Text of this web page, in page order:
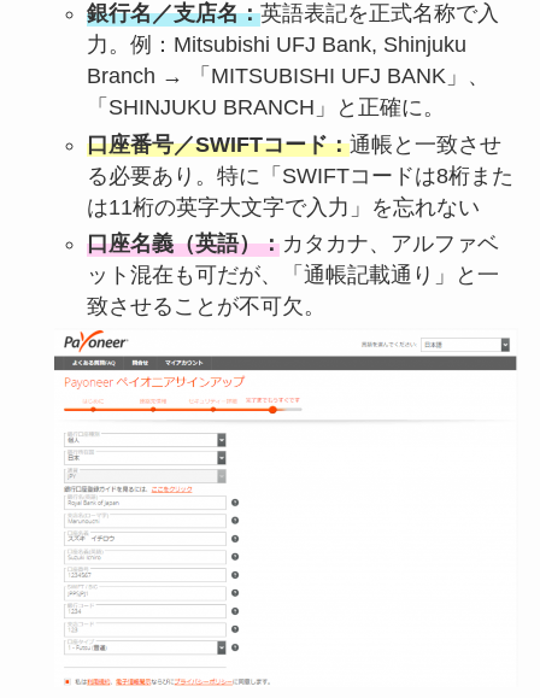
銀行名／支店名：英語表記を正式名称で入
力。例：Mitsubishi UFJ Bank, Shinjuku
Branch → 「MITSUBISHI UFJ BANK」、
「SHINJUKU BRANCH」と正確に。
口座番号／SWIFTコード：通帳と一致させ
る必要あり。特に「SWIFTコードは8桁また
は11桁の英字大文字で入力」を忘れない
口座名義（英語）： カタカナ、アルファベ
ット混在も可だが、「通帳記載通り」と一
致させることが不可欠。